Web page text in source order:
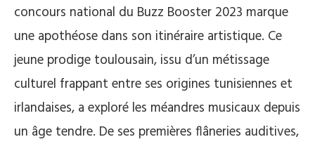
concours national du Buzz Booster 2023 marque
une apothéose dans son itinéraire artistique. Ce
jeune prodige toulousain, issu d’un métissage
culturel frappant entre ses origines tunisiennes et
irlandaises, a exploré les méandres musicaux depuis
un âge tendre. De ses premières flâneries auditives,